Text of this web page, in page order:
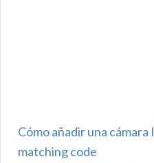
Cómo añadir una cámara
matching code